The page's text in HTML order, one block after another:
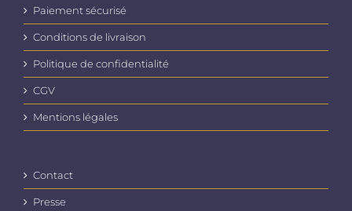
Paiement sécurisé
Conditions de livraison
Politique de confidentialité
CGV
Mentions légales
Contact
Presse